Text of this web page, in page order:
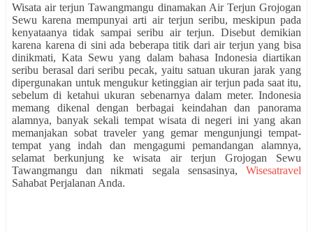
Wisata air terjun Tawangmangu dinamakan Air Terjun Grojogan
Sewu karena mempunyai arti air terjun seribu, meskipun pada
kenyataanya tidak sampai seribu air terjun. Disebut demikian
karena karena di sini ada beberapa titik dari air terjun yang bisa
dinikmati, Kata Sewu yang dalam bahasa Indonesia diartikan
seribu berasal dari seribu pecak, yaitu satuan ukuran jarak yang
dipergunakan untuk mengukur ketinggian air terjun pada saat itu,
sebelum di ketahui ukuran sebenarnya dalam meter. Indonesia
memang dikenal dengan berbagai keindahan dan panorama
alamnya, banyak sekali tempat wisata di negeri ini yang akan
memanjakan sobat traveler yang gemar mengunjungi tempat-
tempat yang indah dan mengagumi pemandangan alamnya,
selamat berkunjung ke wisata air terjun Grojogan Sewu
Tawangmangu dan nikmati segala sensasinya, Wisesatravel
Sahabat Perjalanan Anda.